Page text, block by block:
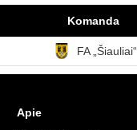
Komanda
FA „Šiauliai“
Apie